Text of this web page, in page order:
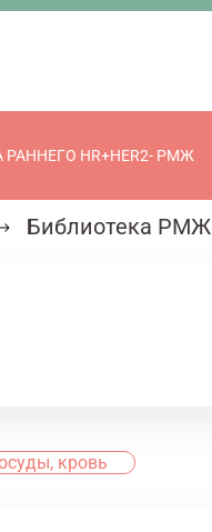
HR+HER2- РМЖ
Библиотека РМЖ
кровь